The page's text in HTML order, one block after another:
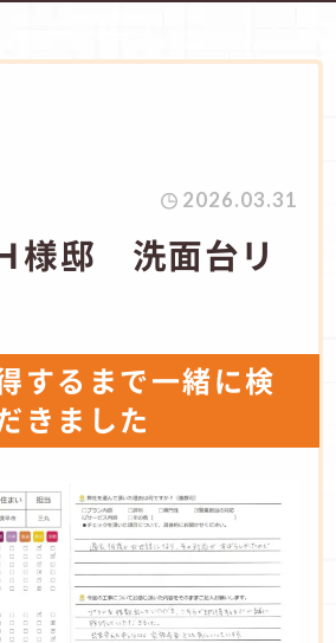
2026.03.31
様邸 洗面台リ
するまで一緒に検
きました